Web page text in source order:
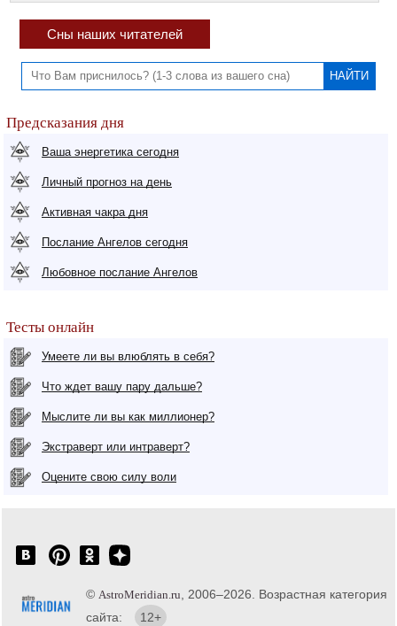
Сны наших читателей
Предсказания дня
Ваша энергетика сегодня
Личный прогноз на день
Активная чакра дня
Послание Ангелов сегодня
Любовное послание Ангелов
Тесты онлайн
Умеете ли вы влюблять в себя?
Что ждет вашу пару дальше?
Мыслите ли вы как миллионер?
Экстраверт или интраверт?
Оцените свою силу воли
© AstroMeridian.ru , 2006–2026. Возрастная категория
сайта:
12+